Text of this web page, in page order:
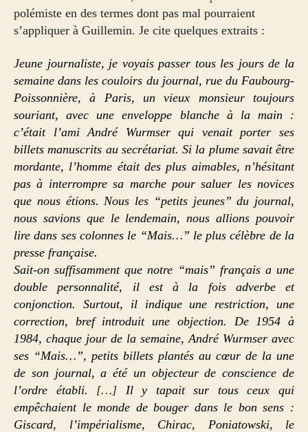
polémiste en des termes dont pas mal pourraient
s’appliquer à Guillemin. Je cite quelques extraits :
Jeune journaliste, je voyais passer tous les jours de la
semaine dans les couloirs du journal, rue du Faubourg-
Poissonnière, à Paris, un vieux monsieur toujours
souriant, avec une enveloppe blanche à la main :
c’était l’ami André Wurmser qui venait porter ses
billets manuscrits au secrétariat. Si la plume savait être
mordante, l’homme était des plus aimables, n’hésitant
pas à interrompre sa marche pour saluer les novices
que nous étions. Nous les “petits jeunes” du journal,
nous savions que le lendemain, nous allions pouvoir
lire dans ses colonnes le “Mais…” le plus célèbre de la
presse française.
Sait-on suffisamment que notre “mais” français a une
double personnalité, il est à la fois adverbe et
conjonction. Surtout, il indique une restriction, une
correction, bref introduit une objection. De 1954 à
1984, chaque jour de la semaine, André Wurmser avec
ses “Mais…”, petits billets plantés au cœur de la une
de son journal, a été un objecteur de conscience de
l’ordre établi. […] Il y tapait sur tous ceux qui
empêchaient le monde de bouger dans le bon sens :
Giscard, l’impérialisme, Chirac, Poniatowski, le